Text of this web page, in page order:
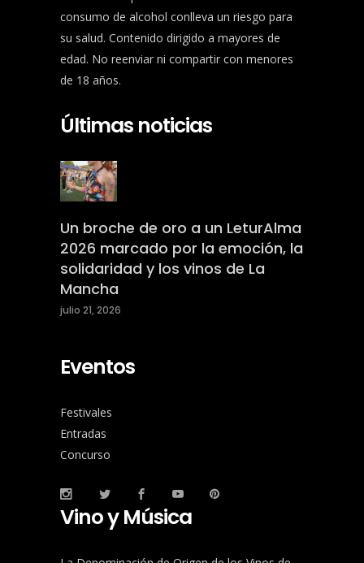
consumo de alcohol conlleva un riesgo para
su salud. Contenido dirigido a mayores de
edad. No reenviar ni compartir con menores
de 18 años.
Últimas noticias
Un broche de oro a un LeturAlma
2026 marcado por la emoción, la
solidaridad y los vinos de La
Mancha
julio 21, 2026
Eventos
Festivales
Entradas
Concurso
Vino y Música